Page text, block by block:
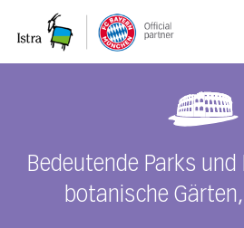
note:
system.Bedeutende Parks
botanische